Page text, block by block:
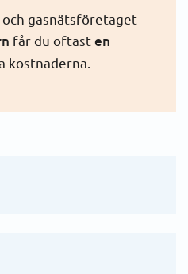
gasnätsföretaget
får du oftasten
kostnaderna.